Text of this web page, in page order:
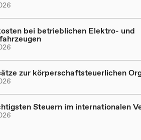
bei betrieblichen Elektro- und
zur körperschaftsteuerlichen
Steuern im internationalen